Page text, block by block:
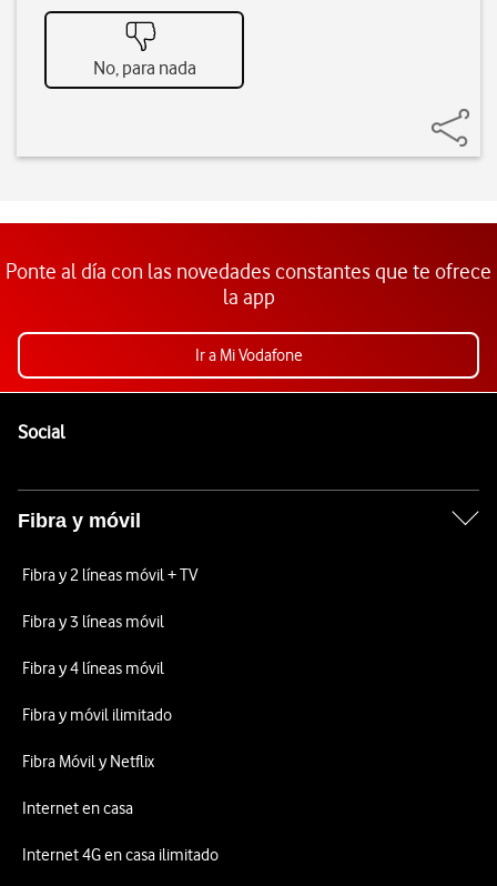
No, para nada
Ponte al día con las novedades constantes que te ofrece
la app
Ir a Mi Vodafone
SocialEnlaces a las redes sociales de Vodafone
Fibra y móvil
Fibra y 2 líneas móvil + TV
Fibra y 3 líneas móvil
Fibra y 4 líneas móvil
Fibra y móvil ilimitado
Fibra Móvil y Netflix
Internet en casa
Internet 4G en casa ilimitado